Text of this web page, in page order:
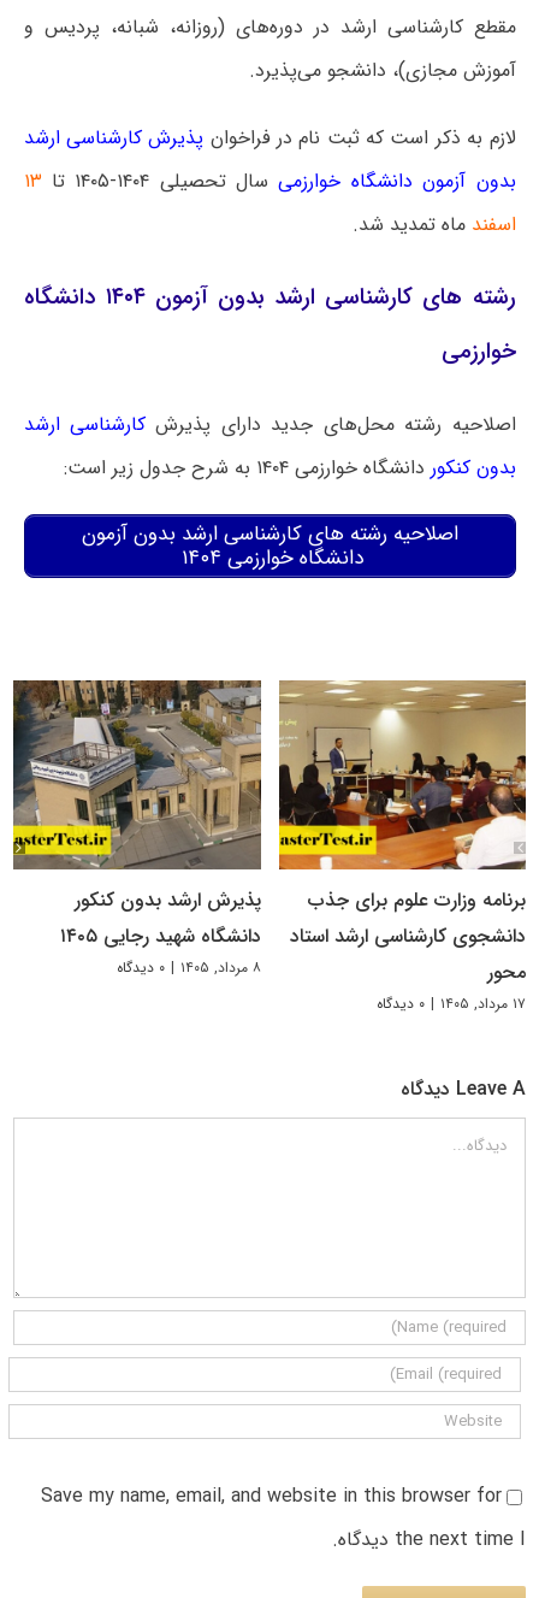
مقطع کارشناسی ارشد در دوره‌های (روزانه، شبانه، پردیس و
آموزش مجازی)، دانشجو می‌پذیرد.
لازم به ذکر است که ثبت نام در فراخوان پذیرش کارشناسی ارشد
بدون آزمون دانشگاه خوارزمیسال تحصیلی ۱۴۰۴-۱۴۰۵ تا
۱۳
اسفند ماه تمدید شد.
رشته های کارشناسی ارشد بدون آزمون ۱۴۰۴ دانشگاه
خوارزمی
اصلاحیه رشته محل‌های جدید دارای پذیرشکارشناسی ارشد
بدون کنکور دانشگاه خوارزمی ۱۴۰۴ به شرح جدول زیر است:
اصلاحیه رشته های کارشناسی ارشد بدون آزمون
دانشگاه خوارزمی ۱۴۰۴
برنامه وزارت علوم برای جذب
دانشجوی کارشناسی ارشد استاد
محور
۱۷ مرداد, ۱۴۰۵ | ۰ دیدگاه
پذیرش ارشد بدون کنکور
دانشگاه شهید رجایی ۱۴۰۵
۸ مرداد, ۱۴۰۵ | ۰ دیدگاه
Leave A دیدگاه
دیدگاه
Save my name, email, and website in this browser for
the next time I دیدگاه.